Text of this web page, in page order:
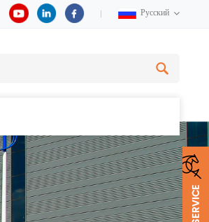
Русский